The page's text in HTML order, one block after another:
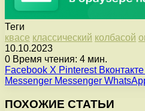
Теги
квасе классический колбасой
10.10.2023
0 Время чтения: 4 мин.
Facebook X Pinterest Вконтакте
Messenger Messenger
ПОХОЖИЕ СТАТЬИ